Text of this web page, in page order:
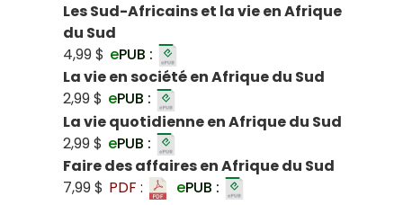
Les Sud-Africains et la vie en Afrique
du Sud
4,99 $ ePUB :
La vie en société en Afrique du Sud
2,99 $ ePUB :
La vie quotidienne en Afrique du Sud
2,99 $ ePUB :
Faire des affaires en Afrique du Sud
7,99 $ PDF : ePUB :